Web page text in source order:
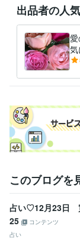
お相手のお誕生日(
経験職種
ライフスタイル
資格・検定
環境社会検定
某協会認定占術資
占い スピリチュ
占い 電話占い
出品者の人
気
このブログを
占い♡12月23日
25
コンテンツ
占い